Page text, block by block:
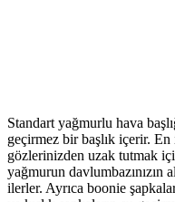
Standart yağmurlu hava
geçirmez bir başlık içerir.
gözlerinizden uzak tutmak
yağmurun davlumbazınızın
ilerler. Ayrıca boonie